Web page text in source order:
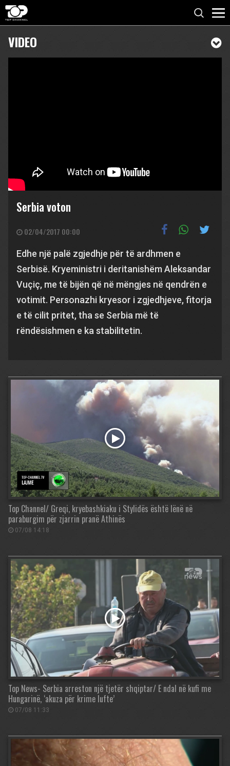
VIDEO
Serbia voton
02/04/2017 00:00
Edhe një palë zgjedhje për të ardhmen e
Serbisë. Kryeministri i deritanishëm Aleksandar
Vuçiç, me të bijën që në mëngjes në qendrën e
votimit. Personazhi kryesor i zgjedhjeve, fitorja
e të cilit pritet, tha se Serbia më të
rëndësishmen e ka stabilitetin.
Top Channel/ Greqi, kryebashkiaku i Stylidës është lënë në
paraburgim për zjarrin pranë Athinës
07/08 14:18
Top News- Serbia arreston një tjetër shqiptar/ E ndal në kufi me
Hungarinë, ‘akuza për krime lufte’
07/08 11:33